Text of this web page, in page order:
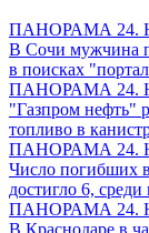
ПАНОРАМА 24.
В Сочи мужчина
в поисках
ПАНОРАМА 24.
"Газпром нефть"
топливо в
ПАНОРАМА 24.
Число погибших
достигло 6, среди
ПАНОРАМА 24.
В Краснодаре в